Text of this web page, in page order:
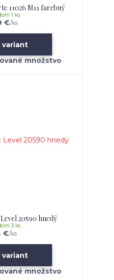
11026 M11 farebný
€/ks
1 ks
variant
20590 hnedý
€/ks
3 ks
variant